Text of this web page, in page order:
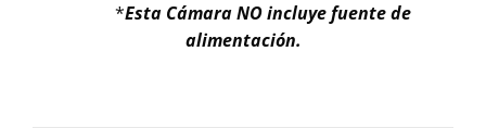
*Esta Cámara NO incluye fuente de
alimentación.